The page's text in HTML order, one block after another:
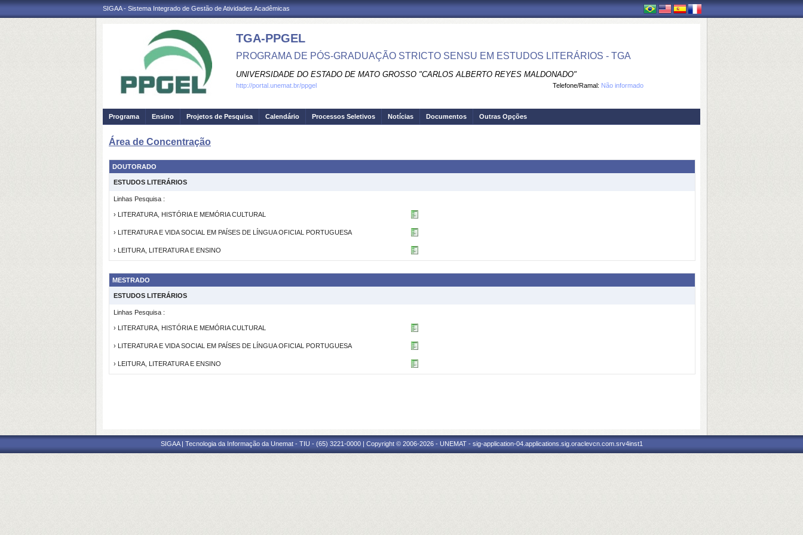
SIGAA - Sistema Integrado de Gestão de Atividades Acadêmicas
TGA-PPGEL
PROGRAMA DE PÓS-GRADUAÇÃO STRICTO SENSU EM ESTUDOS LITERÁRIOS - TGA
UNIVERSIDADE DO ESTADO DE MATO GROSSO "CARLOS ALBERTO REYES MALDONADO"
Telefone/Ramal: Não informado
http://portal.unemat.br/ppgel
Programa Ensino Projetos de Pesquisa Calendário Processos Seletivos Notícias Documentos Outras Opções
Área de Concentração
DOUTORADO
ESTUDOS LITERÁRIOS
Linhas Pesquisa :
› LITERATURA, HISTÓRIA E MEMÓRIA CULTURAL
› LITERATURA E VIDA SOCIAL EM PAÍSES DE LÍNGUA OFICIAL PORTUGUESA
› LEITURA, LITERATURA E ENSINO
MESTRADO
ESTUDOS LITERÁRIOS
Linhas Pesquisa :
› LITERATURA, HISTÓRIA E MEMÓRIA CULTURAL
› LITERATURA E VIDA SOCIAL EM PAÍSES DE LÍNGUA OFICIAL PORTUGUESA
› LEITURA, LITERATURA E ENSINO
SIGAA | Tecnologia da Informação da Unemat - TIU - (65) 3221-0000 | Copyright © 2006-2026 - UNEMAT - sig-application-04.applications.sig.oraclevcn.com.srv4inst1